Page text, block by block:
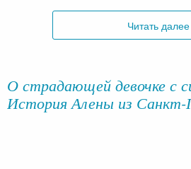
Читать далее
О страдающей девочке с
История Алены из Санкт-